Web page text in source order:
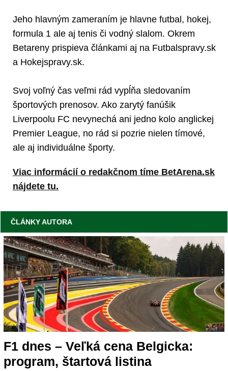
Jeho hlavným zameraním je hlavne futbal, hokej,
formula 1 ale aj tenis či vodný slalom. Okrem
Betareny prispieva článkami aj na Futbalspravy.sk
a Hokejspravy.sk.
Svoj voľný čas veľmi rád vypĺňa sledovaním
športových prenosov. Ako zarytý fanúšik
Liverpoolu FC nevynechá ani jedno kolo anglickej
Premier League, no rád si pozrie nielen tímové,
ale aj individuálne športy.
Viac informácií o redakčnom tíme BetArena.sk
nájdete tu.
ČLÁNKY AUTORA
F1 dnes – Veľká cena Belgicka:
program, štartová listina